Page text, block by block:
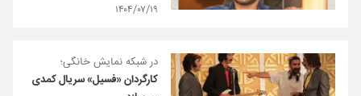
۱۴۰۴/۰۷/۱۹
در شبکه نمایش خانگی؛
کارگردان «فسیل» سریال کمدی